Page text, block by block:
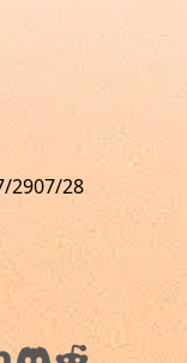
2907/28